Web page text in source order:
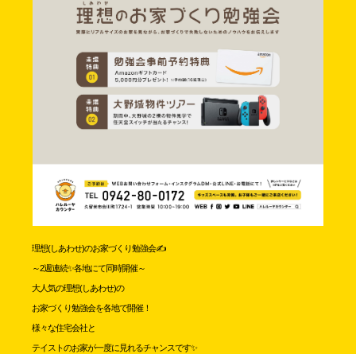
理想(しあわせ)のお家づくり勉強会✍️
～2週連続✨各地にて同時開催～
大人気の理想(しあわせ)の
お家づくり勉強会を各地で開催！
様々な住宅会社と
テイストのお家が一度に見れるチャンスです✨